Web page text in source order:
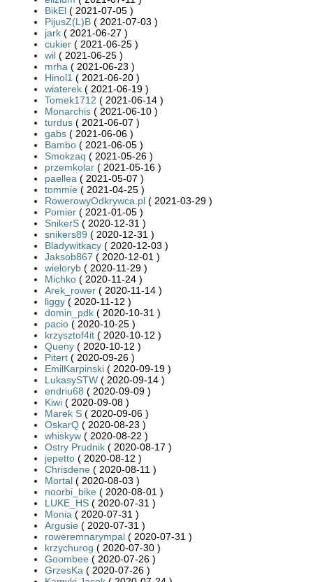
BikEl ( 2021-07-05 )
PijusZ(L)B ( 2021-07-03 )
jark ( 2021-06-27 )
cukier ( 2021-06-25 )
wil ( 2021-06-25 )
mrha ( 2021-06-23 )
Hinol1 ( 2021-06-20 )
wiaterek ( 2021-06-19 )
Tomek1712 ( 2021-06-14 )
Monarchis ( 2021-06-10 )
turdus ( 2021-06-07 )
gabs ( 2021-06-06 )
Bambo ( 2021-06-05 )
Smokzaq ( 2021-05-26 )
przemkolar ( 2021-05-16 )
paellea ( 2021-05-07 )
tommie ( 2021-04-25 )
RowerowyOdkrywca.pl ( 2021-03-29 )
Pomier ( 2021-01-05 )
SnikerS ( 2020-12-31 )
snikers89 ( 2020-12-31 )
Bladywitkacy ( 2020-12-03 )
Jaksob867 ( 2020-12-01 )
wieloryb ( 2020-11-29 )
Michko ( 2020-11-24 )
Arek_rower ( 2020-11-14 )
liggy ( 2020-11-12 )
domin_pdk ( 2020-10-31 )
pacio ( 2020-10-25 )
krzysztof4it ( 2020-10-12 )
Queny ( 2020-10-12 )
Pitert ( 2020-09-26 )
EmilKarpinski ( 2020-09-19 )
LukasySTW ( 2020-09-14 )
endriu68 ( 2020-09-09 )
Kiwi ( 2020-09-08 )
Marek S ( 2020-09-06 )
OskarQ ( 2020-08-23 )
whiskyw ( 2020-08-22 )
Ostry Prudnik ( 2020-08-17 )
jepetto ( 2020-08-12 )
Chrisdene ( 2020-08-11 )
Mortal ( 2020-08-03 )
noorbi_bike ( 2020-08-01 )
LUKE_HS ( 2020-07-31 )
Monia ( 2020-07-31 )
Argusie ( 2020-07-31 )
roweremnarympal ( 2020-07-31 )
krzychurog ( 2020-07-30 )
Goombee ( 2020-07-26 )
GrzesKa ( 2020-07-26 )